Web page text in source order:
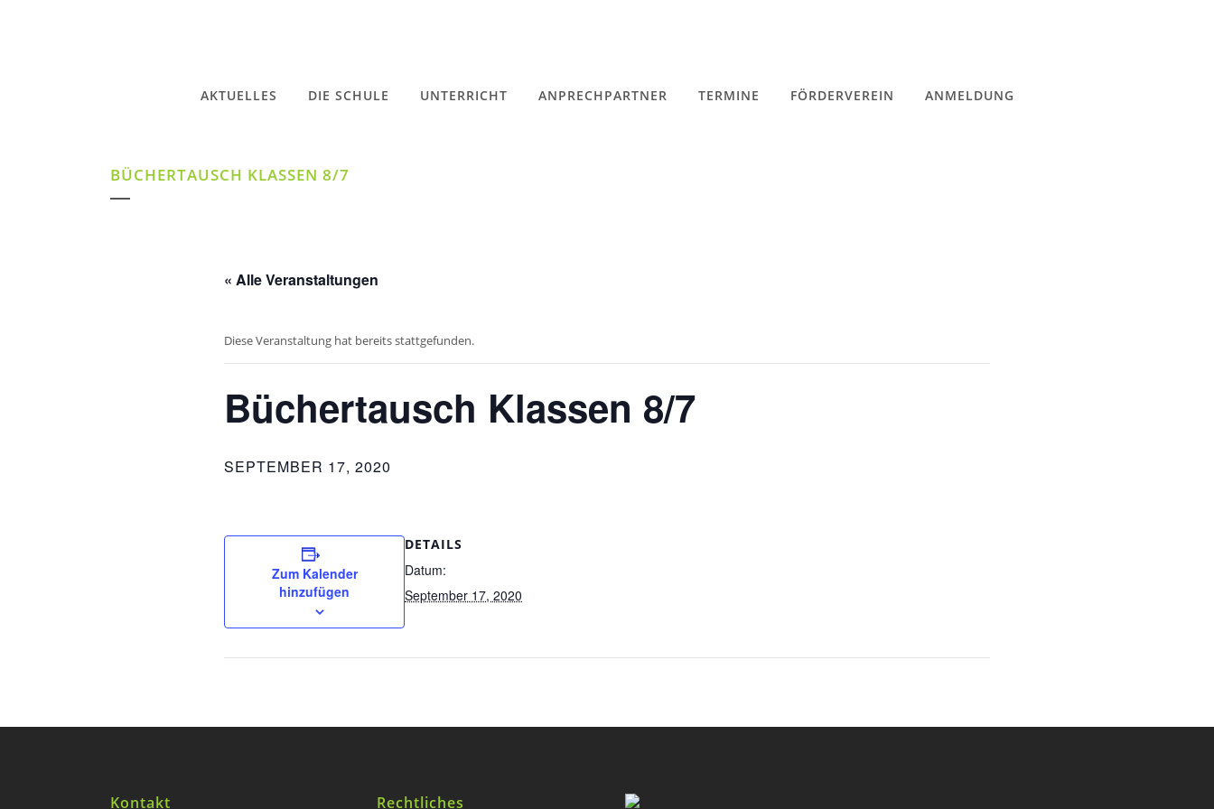
AKTUELLES DIE SCHULE UNTERRICHT ANPRECHPARTNER TERMINE FÖRDERVEREIN ANMELDUNG
BÜCHERTAUSCH KLASSEN 8/7
« Alle Veranstaltungen
Diese Veranstaltung hat bereits stattgefunden.
Büchertausch Klassen 8/7
SEPTEMBER 17, 2020
Zum Kalender
hinzufügen
DETAILS
Datum:
September 17, 2020
Kontakt Rechtliches